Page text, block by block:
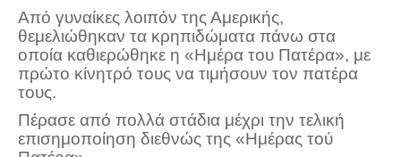
Από γυναίκες λοιπόν της Αμερικής,
θεμελιώθηκαν τα κρηπιδώματα πάνω στα
οποία καθιερώθηκε η «Ημέρα του Πατέρα», με
πρώτο κίνητρό τους να τιμήσουν τον πατέρα
τους.
Πέρασε από πολλά στάδια μέχρι την τελική
επισημοποίηση διεθνώς της «Ημέρας τού